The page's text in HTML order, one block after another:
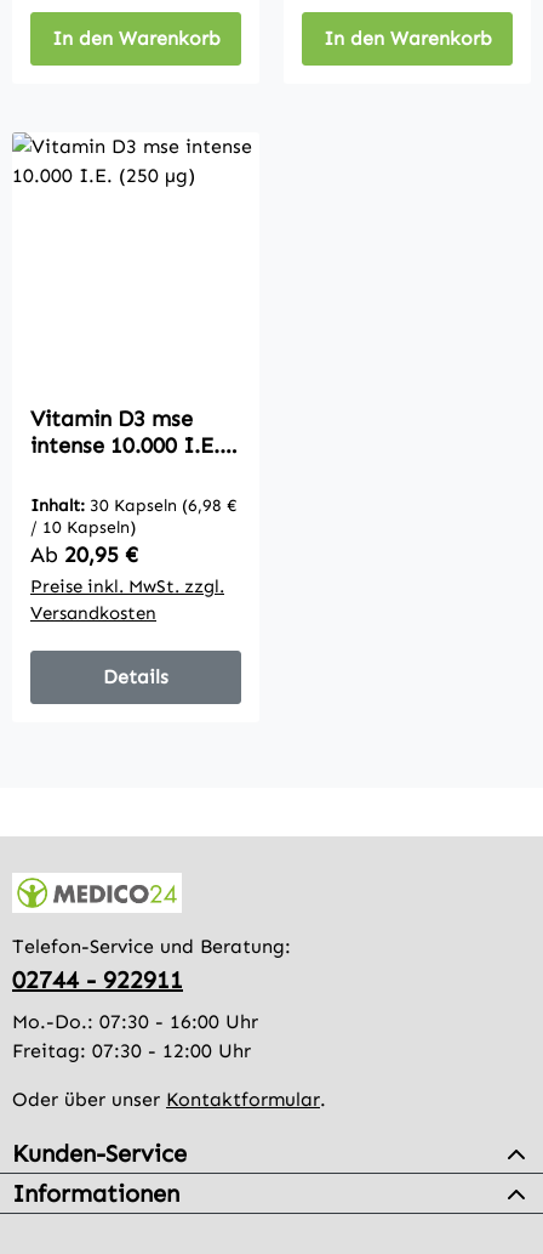
In den Warenkorb In den Warenkorb
Vitamin D3 mse
intense 10.000 I.E.
Inhalt: 30 Kapseln (6,98 €
/ 10 Kapseln)
Regulärer Preis:
Ab 20,95 €
Preise inkl. MwSt. zzgl.
Versandkosten
Details
Telefon-Service und Beratung:
02744 - 922911
Mo.-Do.: 07:30 - 16:00 Uhr
Freitag: 07:30 - 12:00 Uhr
Oder über unser Kontaktformular.
Kunden-Service
Informationen